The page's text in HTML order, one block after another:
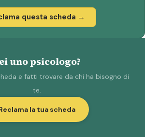
questa scheda →
uno psicologo?
e fatti trovare da chi ha bisogno di
te.
la tua scheda